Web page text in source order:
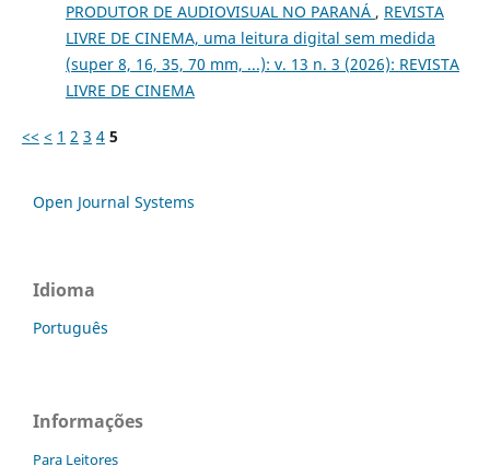
PRODUTOR DE AUDIOVISUAL NO PARANÁ , REVISTA
LIVRE DE CINEMA, uma leitura digital sem medida
(super 8, 16, 35, 70 mm, ...): v. 13 n. 3 (2026): REVISTA
LIVRE DE CINEMA
<< < 1 2 3 4 5
Open Journal Systems
Idioma
Português
Informações
Para Leitores